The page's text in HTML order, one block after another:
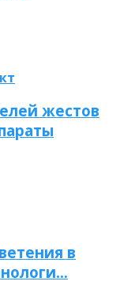
жестов
в